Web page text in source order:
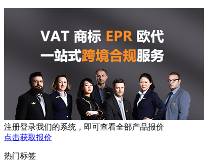
注册登录我们的系统，即可查看全部产品报价
点击获取报价
热门标签